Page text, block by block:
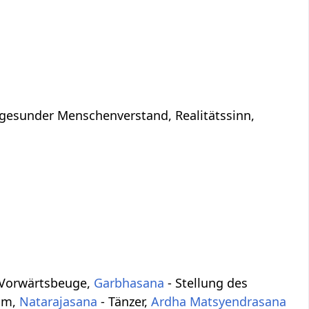
Menschenverstand, Realitätssinn,
Garbhasana - Stellung des
Natarajasana - Tänzer,Ardha Matsyendrasana